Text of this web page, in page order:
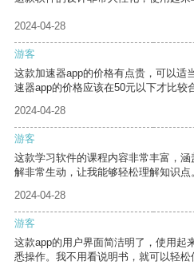
2024-04-28
游客
这款加速器app的价格有点贵，可以适
速器app的价格应该在50元以下才比较
2024-04-28
游客
这款学习软件的课程内容非常丰富，
解非常生动，让我能够轻松理解知识点
2024-04-28
游客
这款app的用户界面简洁明了，使用起
悉操作。我不用看说明书，就可以轻松